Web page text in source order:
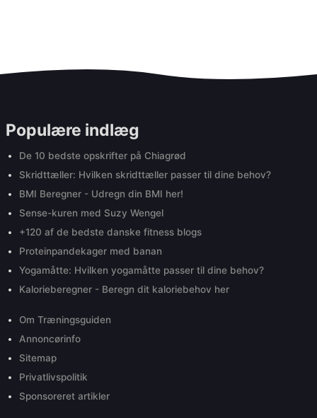
Populære indlæg
De 10 bedste opskrifter på Chiagrød
Skridttæller: Hvilken skridttæller passer til dine behov?
BMI Beregner - Udregn din BMI her!
Sense-kuren med Suzy Wengel
+120 af de bedste danske fitness blogs
Proteinpandekager med banan
Yogamåtte: Hvilken yogamåtte passer til dine behov?
Kalorieberegner - Beregn dit kaloriebehov her
Om Træningsguiden
Annoncørinfo
Sitemap
Privatlivspolitik
Sponsoreret artikler